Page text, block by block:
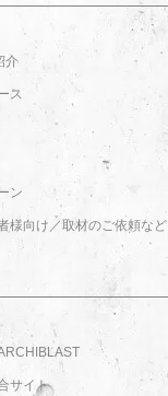
介
ス
ン
様向け／取材のご依頼など
サイト